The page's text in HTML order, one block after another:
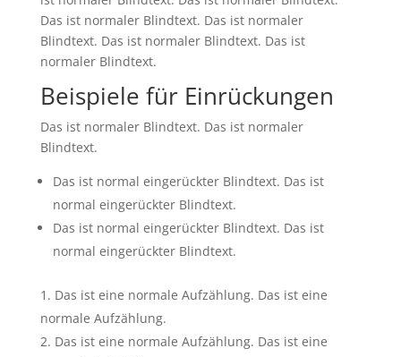
Das ist normaler Blindtext. Das ist normaler
Blindtext. Das ist normaler Blindtext. Das ist
normaler Blindtext.
Beispiele für Einrückungen
Das ist normaler Blindtext. Das ist normaler
Blindtext.
Das ist normal eingerückter Blindtext. Das ist
normal eingerückter Blindtext.
Das ist normal eingerückter Blindtext. Das ist
normal eingerückter Blindtext.
Das ist eine normale Aufzählung. Das ist eine
normale Aufzählung.
Das ist eine normale Aufzählung. Das ist eine